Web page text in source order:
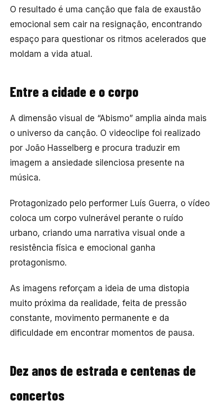
O resultado é uma canção que fala de exaustão
emocional sem cair na resignação, encontrando
espaço para questionar os ritmos acelerados que
moldam a vida atual.
Entre a cidade e o corpo
A dimensão visual de “Abismo” amplia ainda mais
o universo da canção. O videoclipe foi realizado
por João Hasselberg e procura traduzir em
imagem a ansiedade silenciosa presente na
música.
Protagonizado pelo performer Luís Guerra, o vídeo
coloca um corpo vulnerável perante o ruído
urbano, criando uma narrativa visual onde a
resistência física e emocional ganha
protagonismo.
As imagens reforçam a ideia de uma distopia
muito próxima da realidade, feita de pressão
constante, movimento permanente e da
dificuldade em encontrar momentos de pausa.
Dez anos de estrada e centenas de
concertos